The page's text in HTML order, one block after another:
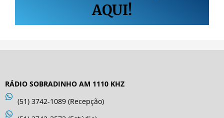
AQUI!
RÁDIO SOBRADINHO AM 1110 KHZ
(51) 3742-1089 (Recepção)